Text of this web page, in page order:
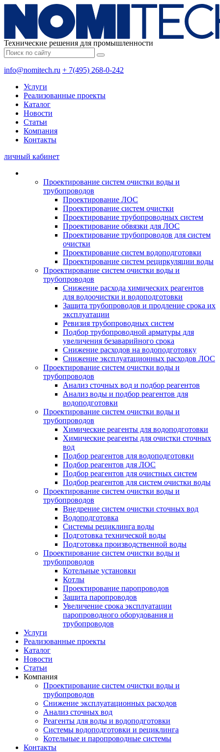
Технические решения для промышленности
info@nomitech.ru + 7(495) 268-0-242
Услуги
Реализованные проекты
Каталог
Новости
Статьи
Компания
Контакты
личный кабинет
Проектирование систем очистки воды и
трубопроводов
Проектирование ЛОС
Проектирование систем очистки
Проектирование трубопроводных систем
Проектирование обвязки для ЛОС
Проектирование трубопроводов для систем
очистки
Проектирование систем водоподготовки
Проектирование систем рециркуляции воды
Проектирование систем очистки воды и
трубопроводов
Снижение расхода химических реагентов
для водоочистки и водоподготовки
Защита трубопроводов и продление срока их
эксплуатации
Ревизия трубопроводных систем
Подбор трубопроводной арматуры для
увеличения безаварийного срока
Снижение расходов на водоподготовку
Снижение эксплуатационных расходов ЛОС
Проектирование систем очистки воды и
трубопроводов
Анализ сточных вод и подбор реагентов
Анализ воды и подбор реагентов для
водоподготовки
Проектирование систем очистки воды и
трубопроводов
Химические реагенты для водоподготовки
Химические реагенты для очистки сточных
вод
Подбор реагентов для водоподготовки
Подбор реагентов для ЛОС
Подбор реагентов для очистных систем
Подбор реагентов для систем очистки воды
Проектирование систем очистки воды и
трубопроводов
Внедрение систем очистки сточных вод
Водоподготовка
Системы рециклинга воды
Подготовка технической воды
Подготовка производственной воды
Проектирование систем очистки воды и
трубопроводов
Котельные установки
Котлы
Проектирование паропроводов
Защита паропроводов
Увеличение срока эксплуатации
паропроводного оборудования и
трубопроводов
Услуги
Реализованные проекты
Каталог
Новости
Статьи
Компания
Проектирование систем очистки воды и
трубопроводов
Снижение эксплуатационных расходов
Анализ сточных вод
Реагенты для воды и водоподготовки
Системы водоподготовки и рециклинга
Котельные и паропроводные системы
Контакты